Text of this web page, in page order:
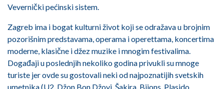
Vevernički pećinski sistem.
Zagreb ima i bogat kulturni život koji se odražava u brojnim
pozorišnim predstavama, operama i operettama, koncertima
moderne, klasične i džez muzike i mnogim festivalima.
Događaji u poslednjih nekoliko godina privukli su mnoge
turiste jer ovde su gostovali neki od najpoznatijih svetskih
umetnika (U2, Džon Bon Džovi, Šakira, Bijons, Plasido